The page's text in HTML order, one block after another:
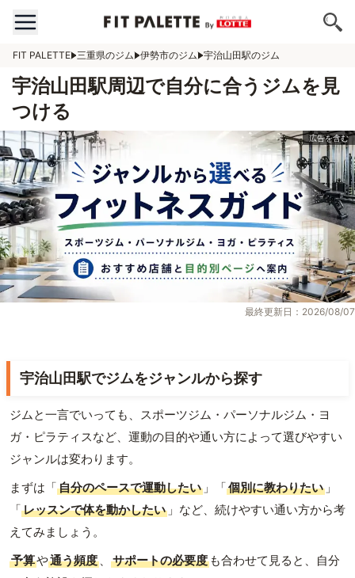
FIT PALETTE 三重県のジム 伊勢市のジム 宇治山田駅のジム
宇治山田駅周辺で自分に合うジムを見
つける
最終更新日：2026/08/07
宇治山田駅でジムをジャンルから探す
ジムと一言でいっても、スポーツジム・パーソナルジム・ヨ
ガ・ピラティスなど、運動の目的や通い方によって選びやすい
ジャンルは変わります。
まずは「自分のペースで運動したい 」「個別に教わりたい 」
「レッスンで体を動かしたい 」など、続けやすい通い方から考
えてみましょう。
予算や通う頻度 、 サポートの必要度 も合わせて見ると、自分